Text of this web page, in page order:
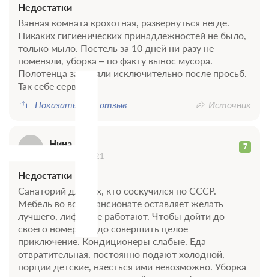
Недостатки
Ванная комната крохотная, развернуться негде.
Никаких гигиенических принадлежностей не было,
только мыло. Постель за 10 дней ни разу не
поменяли, уборка – по факту вынос мусора.
Полотенца заменяли исключительно после просьб.
Так себе сервис.
Показать весь отзыв
Источник
Нина 7
23 января 2021
Недостатки
Санаторий для тех, кто соскучился по СССР.
Мебель во всем пансионате оставляет желать
лучшего, лифты не работают. Чтобы дойти до
своего номера, надо совершить целое
приключение. Кондиционеры слабые. Еда
отвратительная, постоянно подают холодной,
порции детские, наесться ими невозможно. Уборка